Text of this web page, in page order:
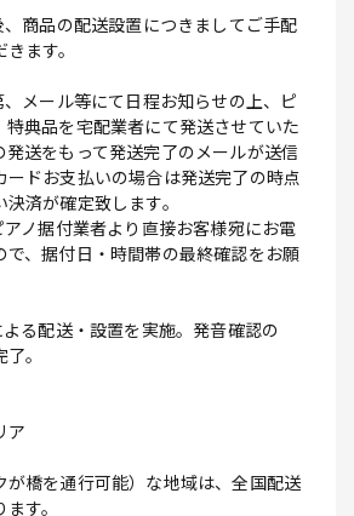
商品の配送設置につきましてご手配
ます。
メール等にて日程お知らせの上、ピ
特典品を宅配業者にて発送させていた
発送をもって発送完了のメールが送信
ードお支払いの場合は発送完了の時点
済が確定致します。
ノ据付業者より直接お客様宛にお電
で、据付日・時間帯の最終確認をお願
る配送・設置を実施。発音確認の
。
ア
が橋を通行可能）な地域は、全国配送
す。